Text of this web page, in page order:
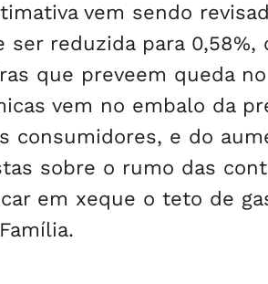
vem sendo
ser reduzida para
que preveem queda
vem no embalo da
consumidores, e do
sobre o rumo das
em xeque o teto de